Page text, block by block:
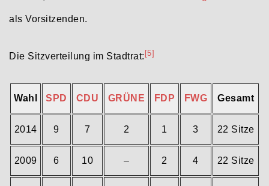
als Vorsitzenden.
Die Sitzverteilung im Stadtrat: [5]
Wahl SPD CDU GRÜNE FDP FWG Gesamt
2014 9 7 2 1 3 22 Sitze
2009 6 10 – 2 4 22 Sitze